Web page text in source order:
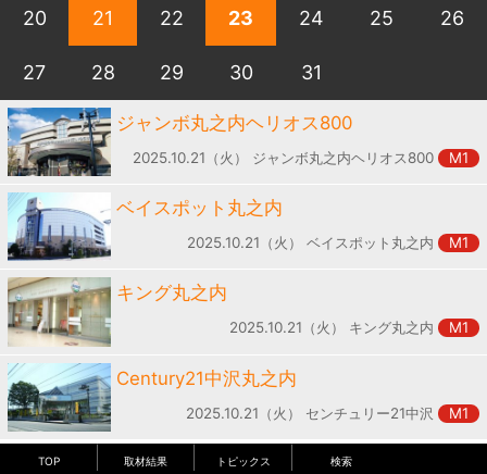
20 21 22 23 24 25 26
27 28 29 30 31
ジャンボ丸之内ヘリオス800
2025.10.21（火） ジャンボ丸之内ヘリオス800 M1
ベイスポット丸之内
2025.10.21（火） ベイスポット丸之内 M1
キング丸之内
2025.10.21（火） キング丸之内 M1
Century21中沢丸之内
2025.10.21（火） センチュリー21中沢 M1
TOP 取材結果 トピックス 検索